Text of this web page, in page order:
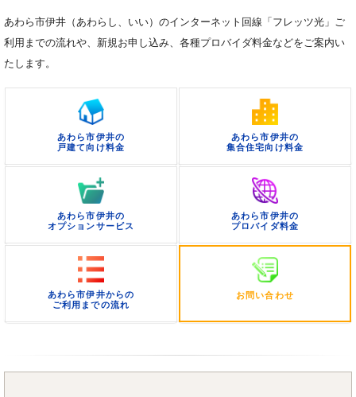
あわら市伊井（あわらし、いい）のインターネット回線「フレッツ光」ご
利用までの流れや、新規お申し込み、各種プロバイダ料金などをご案内い
たします。
あわら市伊井の
戸建て向け料金
あわら市伊井の
集合住宅向け料金
あわら市伊井の
オプションサービス
あわら市伊井の
プロバイダ料金
あわら市伊井からの
ご利用までの流れ
お問い合わせ